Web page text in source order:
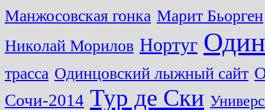
Манжосовская гонка Марит Бьорген
Николай Морилов Нортуг
трасса Одинцовский лыжный сайт
Сочи-2014 Тур де Ски